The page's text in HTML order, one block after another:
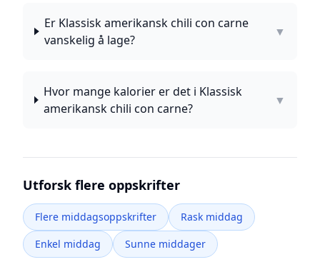
Er Klassisk amerikansk chili con carne
vanskelig å lage?
▼
Hvor mange kalorier er det i Klassisk
amerikansk chili con carne?
▼
Utforsk flere oppskrifter
Flere middagsoppskrifter
Rask middag
Enkel middag
Sunne middager